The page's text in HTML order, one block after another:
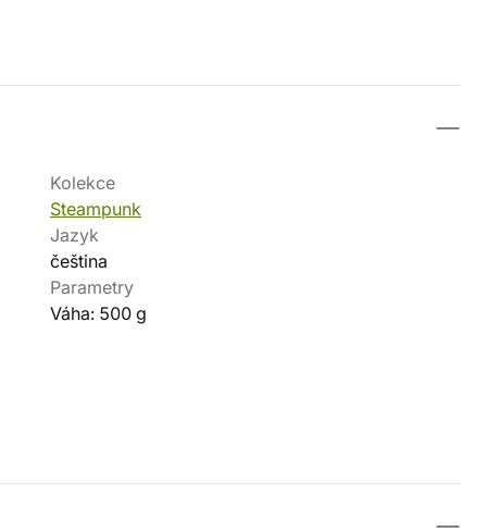
Kolekce
Steampunk
Jazyk
čeština
Parametry
Váha: 500 g